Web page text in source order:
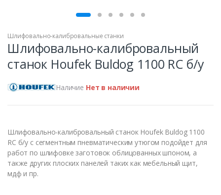
ПРОДАН
Шлифовально-калибровальные станки
Шлифовально-калибровальный
станок Houfek Buldog 1100 RC б/у
Наличие Нет в наличии
Шлифовально-калибровальный станок Houfek Buldog 1100
RC б/у с сегментным пневматическим утюгом подойдет для
работ по шлифовке заготовок облицованных шпоном, а
также других плоских панелей таких как мебельный щит,
мдф и пр.